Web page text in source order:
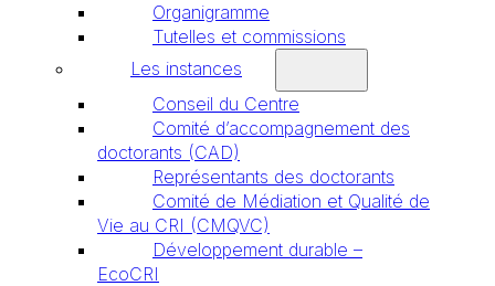
Organigramme
Tutelles et commissions
Les instances
Conseil du Centre
Comité d’accompagnement des
doctorants (CAD)
Représentants des doctorants
Comité de Médiation et Qualité de
Vie au CRI (CMQVC)
Développement durable –
EcoCRI